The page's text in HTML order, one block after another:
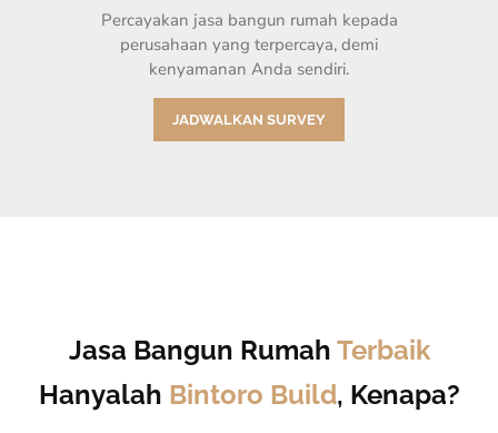
Percayakan jasa bangun rumah kepada
perusahaan yang terpercaya, demi
kenyamanan Anda sendiri.
JADWALKAN SURVEY
Jasa Bangun Rumah Terbaik
Hanyalah Bintoro Build, Kenapa?